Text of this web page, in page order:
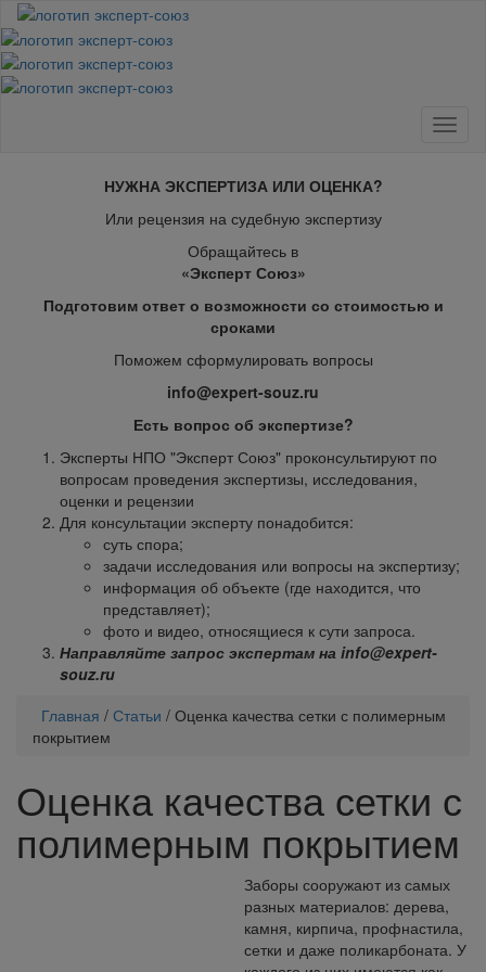
НУЖНА ЭКСПЕРТИЗА ИЛИ ОЦЕНКА?
Или рецензия на судебную экспертизу
Обращайтесь в
«Эксперт Союз»
Подготовим ответ о возможности со стоимостью и
сроками
Поможем сформулировать вопросы
info@expert-souz.ru
Есть вопрос об экспертизе?
Эксперты НПО "Эксперт Союз" проконсультируют по
вопросам проведения экспертизы, исследования,
оценки и рецензии
Для консультации эксперту понадобится:
суть спора;
задачи исследования или вопросы на экспертизу;
информация об объекте (где находится, что
представляет);
фото и видео, относящиеся к сути запроса.
Направляйте запрос экспертам на info@expert-
souz.ru
Главная / Статьи / Оценка качества сетки с полимерным
покрытием
Оценка качества сетки с
полимерным покрытием
Заборы сооружают из самых
разных материалов: дерева,
камня, кирпича, профнастила,
сетки и даже поликарбоната. У